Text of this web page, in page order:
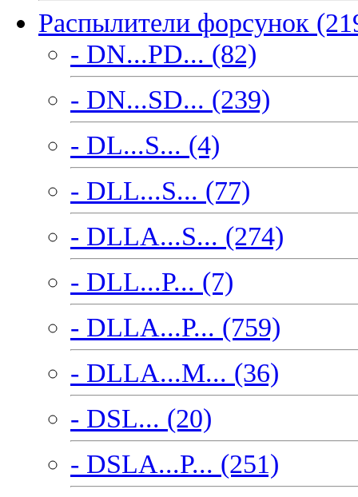
Распылители форсунок
- DN...PD... (82)
- DN...SD... (239)
- DL...S... (4)
- DLL...S... (77)
- DLLA...S... (274)
- DLL...P... (7)
- DLLA...P... (759)
- DLLA...M... (36)
- DSL... (20)
- DSLA...P... (251)